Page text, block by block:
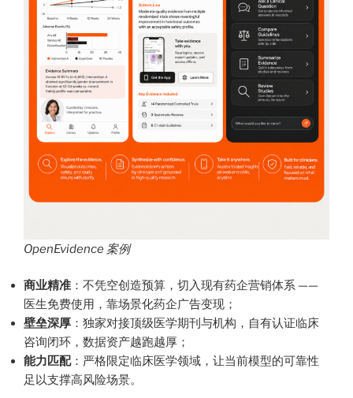
OpenEvidence 案例
商业精准 ：不凭空创造预算，切入现有药企营销体系 ——
医生免费使用，靠场景化药企广告变现；
壁垒深厚 ：独家对接顶级医学期刊与机构，自有认证临床
咨询闭环，数据资产越跑越厚；
能力匹配：严格限定临床医学领域，让当前模型的可靠性
足以支撑高风险场景。